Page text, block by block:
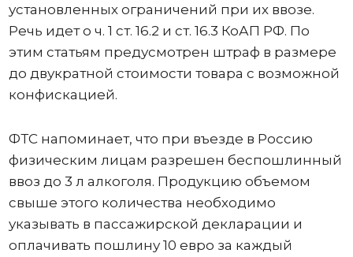
установленных ограничений при их ввозе.
Речь идет о ч. 1 ст. 16.2 и ст. 16.3 КоАП РФ. По
этим статьям предусмотрен штраф в размере
до двукратной стоимости товара с возможной
конфискацией.
ФТС напоминает, что при въезде в Россию
физическим лицам разрешен беспошлинный
ввоз до 3 л алкоголя. Продукцию объемом
свыше этого количества необходимо
указывать в пассажирской декларации и
оплачивать пошлину 10 евро за каждый